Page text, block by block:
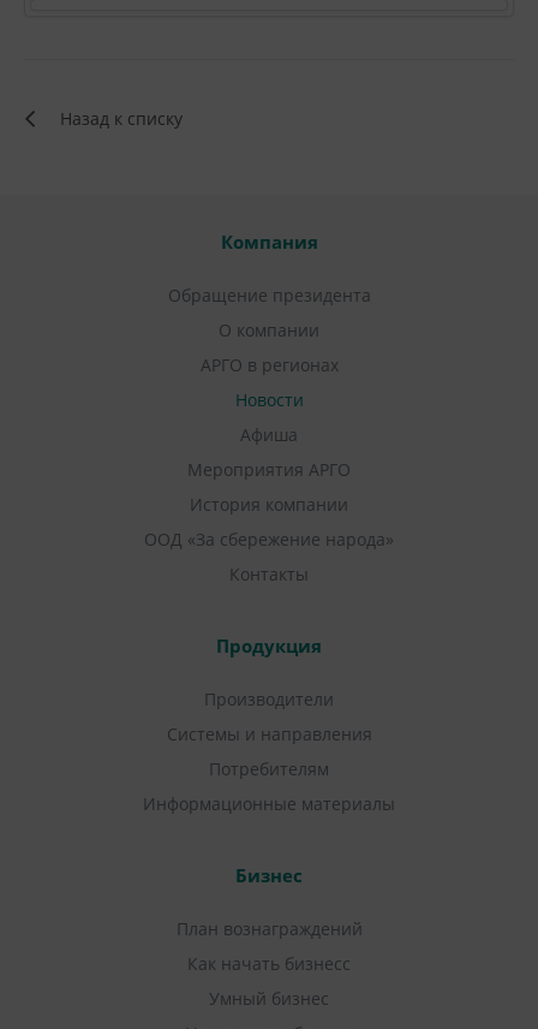
Назад к списку
Компания
Обращение президента
О компании
АРГО в регионах
Новости
Афиша
Мероприятия АРГО
История компании
ООД «За сбережение народа»
Контакты
Продукция
Производители
Системы и направления
Потребителям
Информационные материалы
Бизнес
План вознаграждений
Как начать бизнесс
Умный бизнес